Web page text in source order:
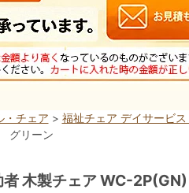
・チェア > 福祉チェア デイサービ
グリーン
木製チェア WC-